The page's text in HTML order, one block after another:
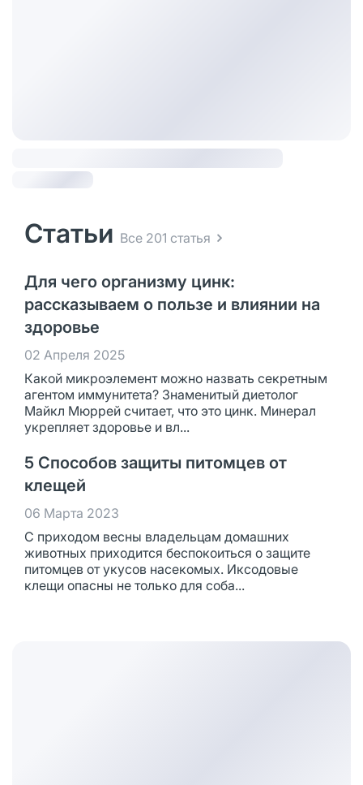
Статьи Все 201 статья
Для чего организму цинк:
рассказываем о пользе и влиянии на
здоровье
02 Апреля 2025
Какой микроэлемент можно назвать секретным
агентом иммунитета? Знаменитый диетолог
Майкл Мюррей считает, что это цинк. Минерал
укрепляет здоровье и вл...
5 Способов защиты питомцев от
клещей
06 Марта 2023
С приходом весны владельцам домашних
животных приходится беспокоиться о защите
питомцев от укусов насекомых. Иксодовые
клещи опасны не только для соба...